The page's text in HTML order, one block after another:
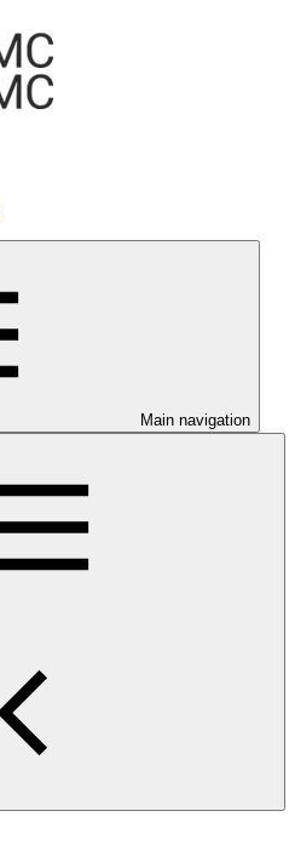
Main navigation